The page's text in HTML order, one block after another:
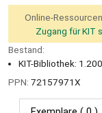
Online-
Zugang für KIT
Bestand:
KIT-Bibliothek:
PPN: 72157971X